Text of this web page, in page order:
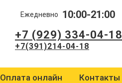
+7 (929) 334-04-18
+7(391)214-04-18
Ежедневно 10:00-21:00
Оплата онлайн Контакты